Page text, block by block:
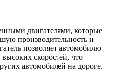
двигателями, которые
производительность и
позволяет автомобилю
высоких скоростей, что
автомобилей на дороге.